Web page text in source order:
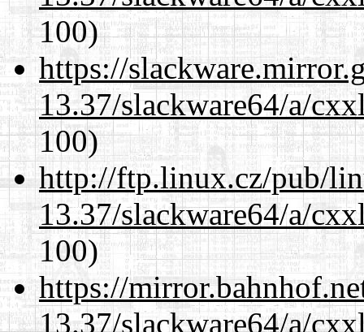
100)
https://
13.37/slackware64/a/
100)
http://ftp.linux.cz/pub/
13.37/slackware64/a/
100)
https://
13.37/slackware64/a/